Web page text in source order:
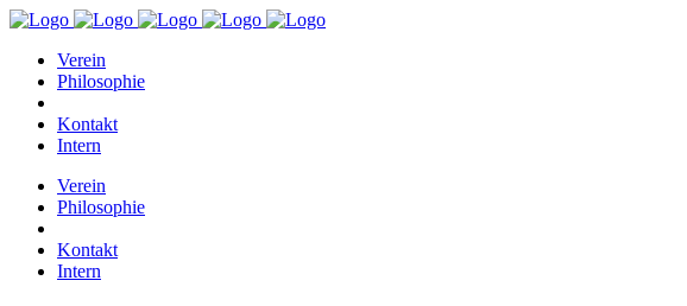
Verein
Philosophie
Kontakt
Intern
Verein
Philosophie
Kontakt
Intern